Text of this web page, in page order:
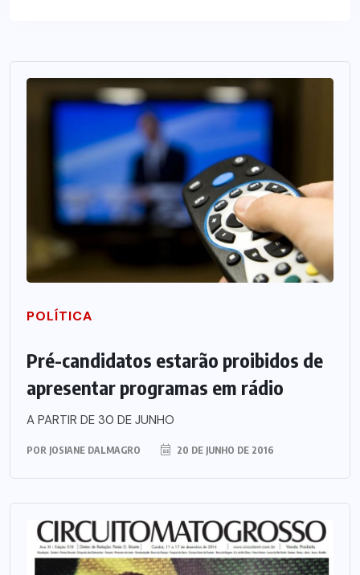
POLÍTICA
Pré-candidatos estarão proibidos de
apresentar programas em rádio
A PARTIR DE 30 DE JUNHO
POR JOSIANE DALMAGRO 20 DE JUNHO DE 2016